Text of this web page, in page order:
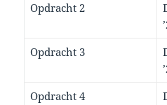
Opdracht 2
Opdracht 3
Opdracht 4